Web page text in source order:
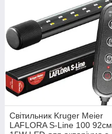
Світильник Kruger Meier
LAFLORA S-Line 100 92см